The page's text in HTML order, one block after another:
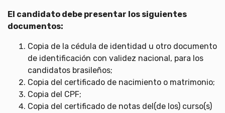
El candidato debe presentar los siguientes
documentos:
Copia de la cédula de identidad u otro documento
de identificación con validez nacional, para los
candidatos brasileños;
Copia del certificado de nacimiento o matrimonio;
Copia del CPF;
Copia del certificado de notas del(de los) curso(s)